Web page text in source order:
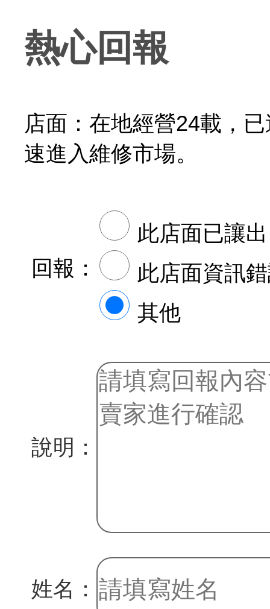
熱心回報
店面：在地經營24載，
速進入維修市場。
回報：
此店面已讓出
此店面資訊
其他
說明：
姓名：